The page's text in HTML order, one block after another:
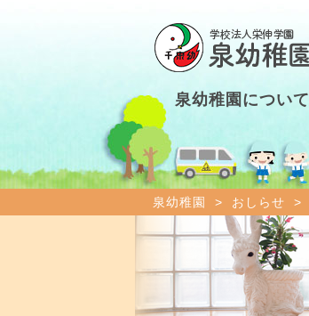
泉幼稚園について
泉幼稚園 > おしらせ >